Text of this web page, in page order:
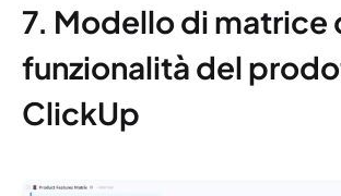
7. Modello di matrice
funzionalità del
ClickUp